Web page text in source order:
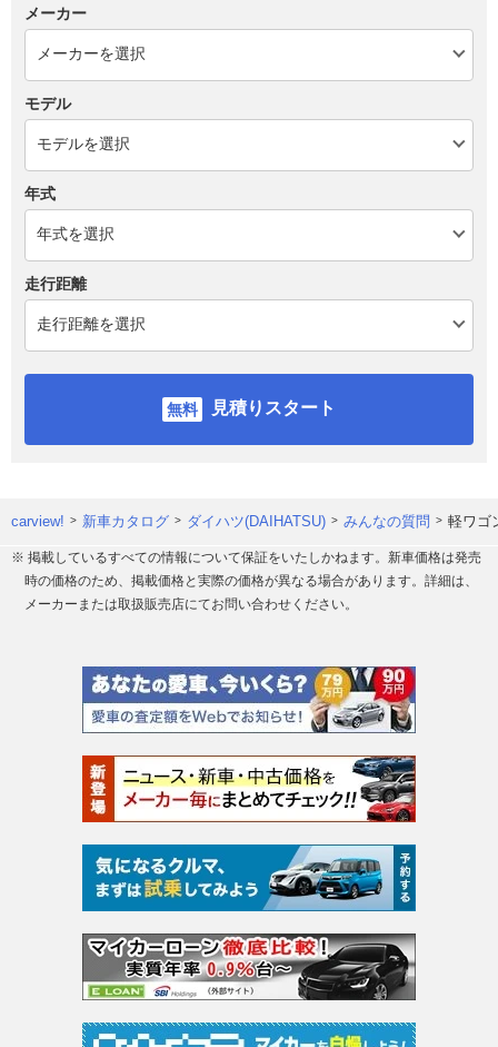
メーカー
モデル
年式
走行距離
見積りスタート
carview! 新車カタログ ダイハツ(DAIHATSU) みんなの質問 軽ワゴ
※ 掲載しているすべての情報について保証をいたしかねます。新車価格は発売
時の価格のため、掲載価格と実際の価格が異なる場合があります。詳細は、
メーカーまたは取扱販売店にてお問い合わせください。